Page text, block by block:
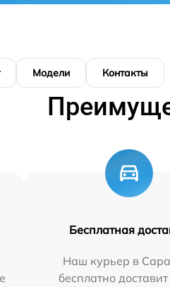
Модели Контакты
Бесплатная
Наш курьер в
бесплатно